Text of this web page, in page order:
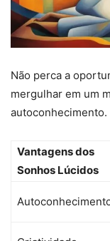
Não perca a
mergulhar em um
autoconhecimento.
Vantagens dos
Sonhos Lúcidos